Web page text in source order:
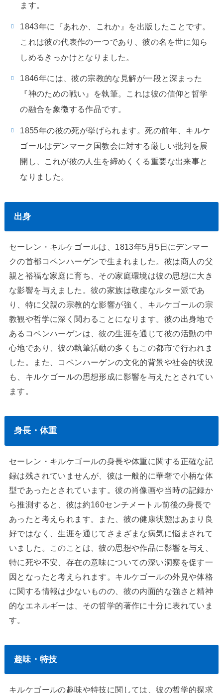
ます。
1843年に『あれか、これか』を出版したことです。
これは彼の代表作の一つであり、彼の名を世に知ら
しめるきっかけとなりました。
1846年には、彼の宗教的な見解が一段と深まった
『神のための戦い』を執筆。これは彼の信仰と哲学
の融合を象徴する作品です。
1855年の彼の死が挙げられます。死の前年、キルケ
ゴールはデンマーク国教会に対する厳しい批判を展
開し、これが彼の人生を締めくくる重要な出来事と
なりました。
出身
セーレン・キルケゴールは、1813年5月5日にデンマー
クの首都コペンハーゲンで生まれました。彼は商人の父
親と裕福な家庭に育ち、その家庭環境は彼の思想に大き
な影響を与えました。彼の家族は敬虔なルター派であ
り、特に父親の宗教的な影響が強く、キルケゴールの宗
教観や哲学に深く関わることになります。彼の出身地で
あるコペンハーゲンは、彼の生涯を通じて彼の活動の中
心地であり、彼の執筆活動の多くもこの都市で行われま
した。また、コペンハーゲンの文化的背景や社会的状況
も、キルケゴールの思想形成に影響を与えたとされてい
ます。
身長・体重
セーレン・キルケゴールの身長や体重に関する正確な記
録は残されていませんが、彼は一般的に華奢で小柄な体
型であったとされています。彼の肖像画や当時の記録か
ら推測すると、彼は約160センチメートル前後の身長で
あったと考えられます。また、彼の健康状態はあまり良
好ではなく、生涯を通じてさまざまな病気に悩まされて
いました。このことは、彼の思想や作品に影響を与え、
特に死や不安、存在の意味についての深い洞察を促す一
因となったと考えられます。キルケゴールの外見や体格
に関する情報は少ないものの、彼の内面的な強さと精神
的なエネルギーは、その哲学的著作に十分に表れていま
す。
趣味・特技
キルケゴールの趣味や特技に関しては、彼の哲学的探求